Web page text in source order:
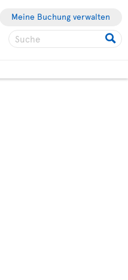
Meine Buchung verwalten